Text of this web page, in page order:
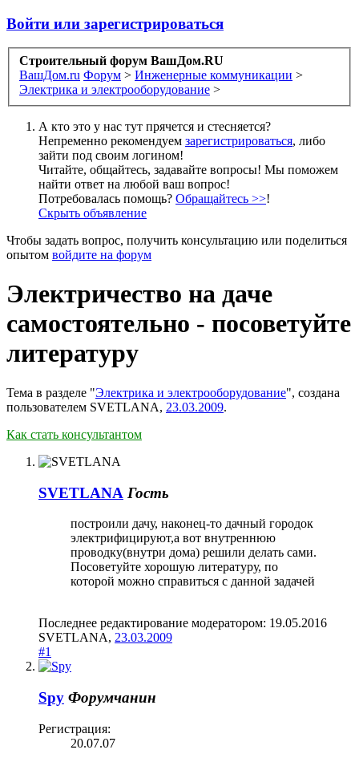
Войти или зарегистрироваться
Строительный форум ВашДом.RU
ВашДом.ru Форум > Инженерные коммуникации >
Электрика и электрооборудование >
А кто это у нас тут прячется и стесняется?
Непременно рекомендуем зарегистрироваться, либо
зайти под своим логином!
Читайте, общайтесь, задавайте вопросы! Мы поможем
найти ответ на любой ваш вопрос!
Потребовалась помощь? Обращайтесь >>!
Скрыть объявление
Чтобы задать вопрос, получить консультацию или поделиться
опытом войдите на форум
Электричество на даче
самостоятельно - посоветуйте
литературу
Тема в разделе "Электрика и электрооборудование", создана
пользователем SVETLANA, 23.03.2009.
Как стать консультантом
SVETLANA Гость
построили дачу, наконец-то дачный городок
электрифицируют,а вот внутреннюю
проводку(внутри дома) решили делать сами.
Посоветуйте хорошую литературу, по
которой можно справиться с данной задачей
Последнее редактирование модератором: 19.05.2016
SVETLANA, 23.03.2009
#1
Spy Форумчанин
Регистрация:
20.07.07